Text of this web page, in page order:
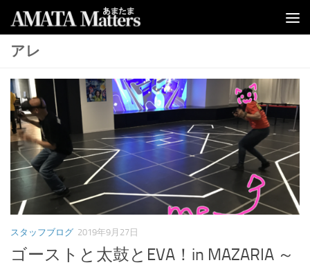
コンテンツへスキップ
アレ
スタッフブログ 2019年9月27日
ゴーストと太鼓とEVA！in MAZARIA ～